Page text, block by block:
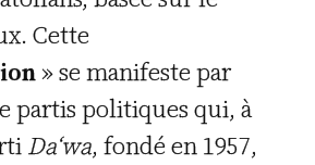
Cette
» se manifeste par
partis politiques qui, à
Da‘wa, fondé en 1957,